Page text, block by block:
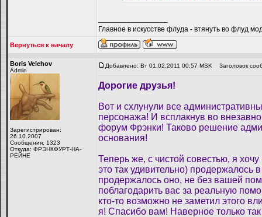
Главное в искусстве флуда - втянуть во флуд
Вернуться к началу
Boris Velehov
Admin
Зарегистрирован:
26.10.2007
Сообщения: 1323
Откуда: ФРЭНКФУРТ-НА-
РЕЙНЕ
Добавлено: Вт 01.02.2011 00:57 MSK Заголовок
Дорогие друзья!
Вот и схлунули все
персонажа! И всплакнув во
форум Фрэнки! Таково решение
основания!
Теперь же, с чистой совестью, я
это так удивительно)
продержалось оно, не без вашей
поблагодарить вас за реальную
кто-то возможно не заметил этого
я! Спасибо вам! Наверное только